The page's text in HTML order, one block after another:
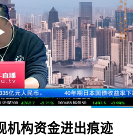
机构资金进出痕迹